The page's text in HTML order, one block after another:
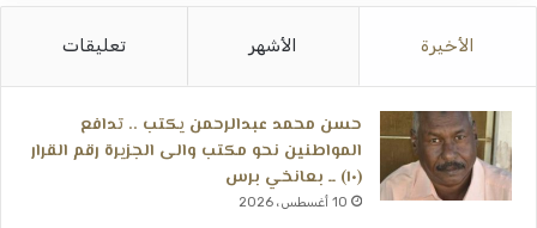
الأخيرة الأشهر تعليقات
حسن محمد عبدالرحمن يكتب .. تدافع
المواطنين نحو مكتب والى الجزيرة رقم القرار
(١٠) ــ بعانخي برس
10 أغسطس، 2026